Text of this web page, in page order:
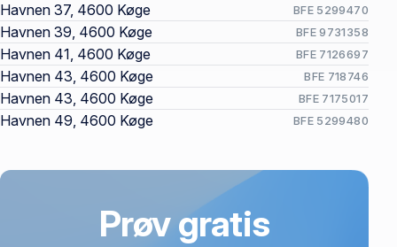
Havnen 37, 4600 Køge BFE 5299470
Havnen 39, 4600 Køge BFE 9731358
Havnen 41, 4600 Køge BFE 7126697
Havnen 43, 4600 Køge BFE 718746
Havnen 43, 4600 Køge BFE 7175017
Havnen 49, 4600 Køge BFE 5299480
Prøv gratis